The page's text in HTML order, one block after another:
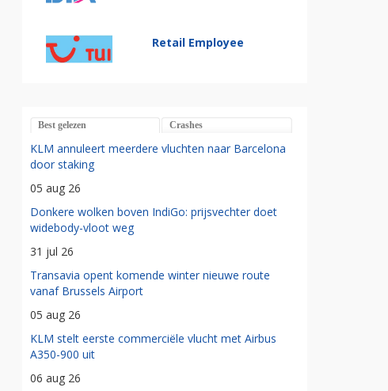
Retail Employee
Best gelezen Crashes
KLM annuleert meerdere vluchten naar Barcelona
door staking
05 aug 26
Donkere wolken boven IndiGo: prijsvechter doet
widebody-vloot weg
31 jul 26
Transavia opent komende winter nieuwe route
vanaf Brussels Airport
05 aug 26
KLM stelt eerste commerciële vlucht met Airbus
A350-900 uit
06 aug 26